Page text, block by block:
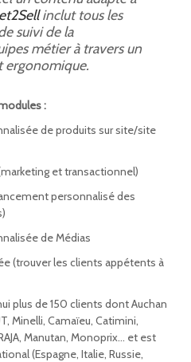
inclut tous les
suivi de la
métier à travers un
:
de produits sur site/site
et transactionnel)
personnalisé des
de Médias
(trouver les clients appétents à
plus de 150 clients dont Auchan
Minelli, Camaïeu, Catimini,
Manutan, Monoprix… et est
(Espagne, Italie, Russie,